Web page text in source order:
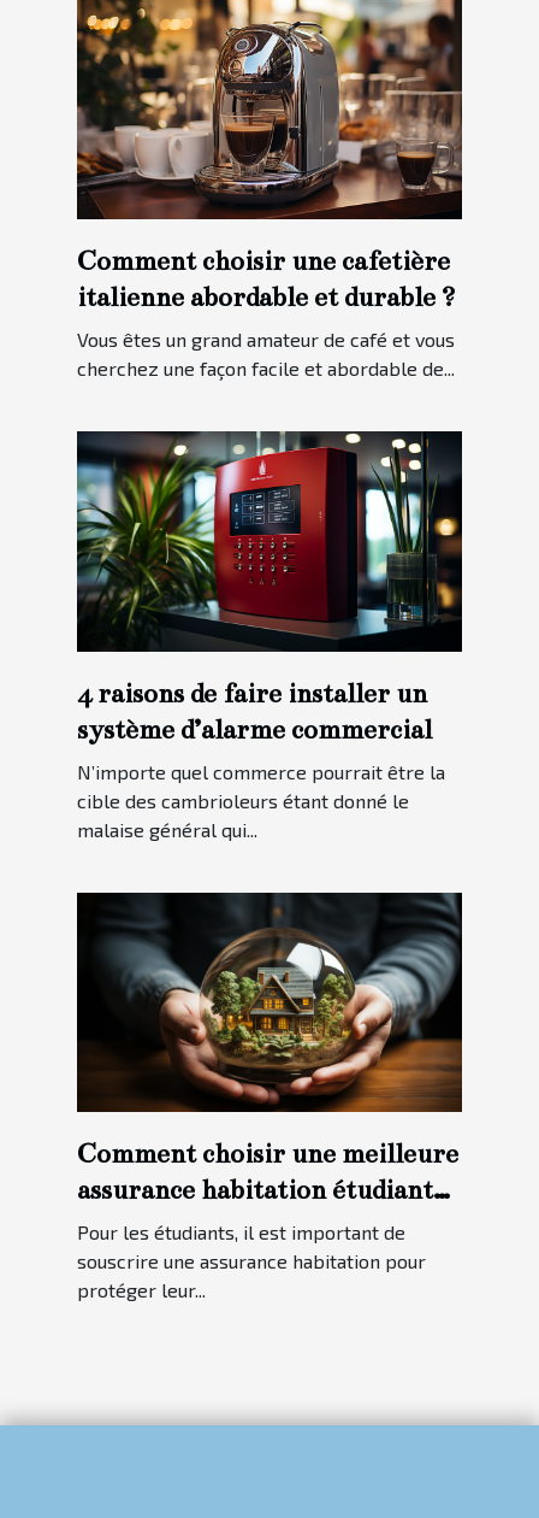
Comment choisir une cafetière
italienne abordable et durable ?
Vous êtes un grand amateur de café et vous
cherchez une façon facile et abordable de...
4 raisons de faire installer un
système d’alarme commercial
N’importe quel commerce pourrait être la
cible des cambrioleurs étant donné le
malaise général qui...
Comment choisir une meilleure
assurance habitation étudiante
?
Pour les étudiants, il est important de
souscrire une assurance habitation pour
protéger leur...